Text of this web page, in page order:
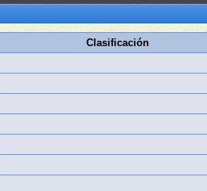
Clasificación